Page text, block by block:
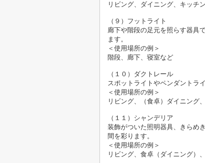
リビング、ダイニング、キッチ
（９）フットライト
廊下や階段の足元を照らす器具
ます。
＜使用場所の例＞
階段、廊下、寝室など
（１０）ダクトレール
スポットライトやペンダントラ
＜使用場所の例＞
リビング、（食卓）ダイニング
（１１）シャンデリア
装飾がついた照明器具、きらめ
間を彩ります。
＜使用場所の例＞
リビング、食卓（ダイニング）